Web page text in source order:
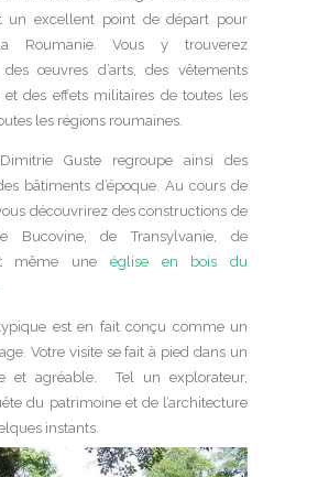
un excellent point de départ pour
Roumanie. Vous y trouverez
œuvres d’arts, des vêtements
et des effets militaires de toutes les
les régions roumaines.
Guste regroupe ainsi des
bâtiments d’époque. Au cours de
découvrirez des constructions de
Bucovine, de Transylvanie, de
même une église en bois du
est en fait conçu comme un
Votre visite se fait à pied dans un
et agréable. Tel un explorateur,
du patrimoine et de l’architecture
instants.